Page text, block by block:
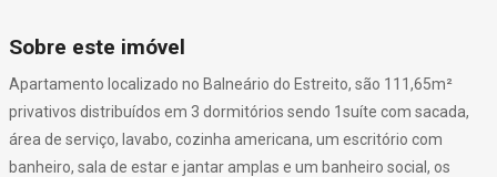
Sobre este imóvel
Apartamento localizado no Balneário do Estreito, são 111,65m²
privativos distribuídos em 3 dormitórios sendo 1suíte com sacada,
área de serviço, lavabo, cozinha americana, um escritório com
banheiro, sala de estar e jantar amplas e um banheiro social, os